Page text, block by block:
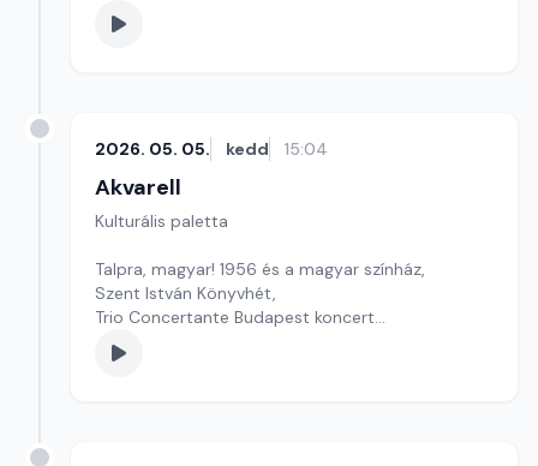
Szerkesztő: Fazekas Gyöngyvér
2026. 05. 05. kedd 15:04
Akvarell
Kulturális paletta
Talpra, magyar! 1956 és a magyar színház,
Szent István Könyvhét,
Trio Concertante Budapest koncert
Szerkesztő: Tóth J. András